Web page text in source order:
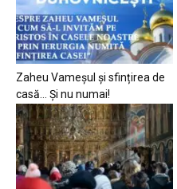
Zaheu Vameșul și sfințirea de
casă… Și nu numai!